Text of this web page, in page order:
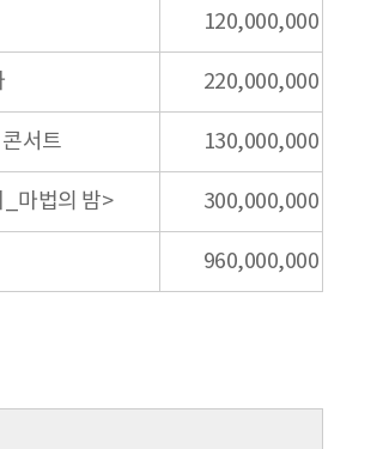
120,000,000
220,000,000
서트 130,000,000
마법의 밤> 300,000,000
960,000,000